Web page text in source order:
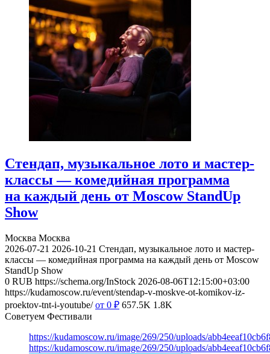
Стендап, музыкальное лото и мастер-
классы — комедийная программа
на каждый день от Moscow StandUp
Show
Москва Москва
2026-07-21 2026-10-21 Стендап, музыкальное лото и мастер-
классы — комедийная программа на каждый день от Moscow
StandUp Show
0 RUB https://schema.org/InStock 2026-08-06T12:15:00+03:00
https://kudamoscow.ru/event/stendap-v-moskve-ot-komikov-iz-
proektov-tnt-i-youtube/ от 0 ₽ 657.5K 1.8K
Советуем Фестивали
https://kudamoscow.ru/image/269/250/uploads/
https://kudamoscow.ru/image/269/250/uploads/